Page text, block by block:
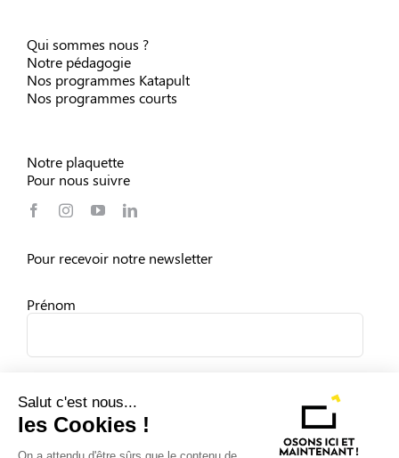
Qui sommes nous ?
Notre pédagogie
Nos programmes Katapult
Nos programmes courts
Notre plaquette
Pour nous suivre
Pour recevoir notre newsletter
Prénom
Salut c'est nous...
les Cookies !
On a attendu d'être sûrs que le contenu de